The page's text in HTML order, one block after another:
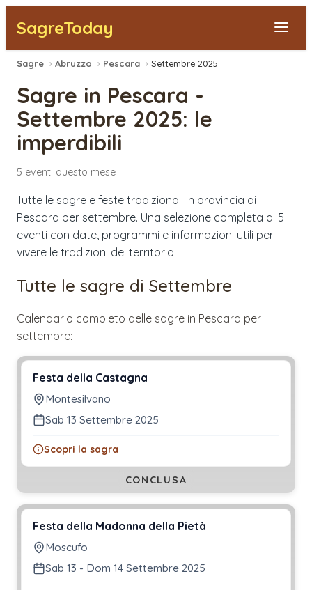
SagreToday
Segnala una sagra
Tutte le Sagre
Vicino a Me
Sagre › Abruzzo › Pescara › Settembre 2025
Sagre in Pescara -
Settembre 2025: le
imperdibili
5 eventi questo mese
Tutte le sagre e feste tradizionali in provincia di
Pescara per settembre. Una selezione completa di 5
eventi con date, programmi e informazioni utili per
vivere le tradizioni del territorio.
Tutte le sagre di Settembre
Calendario completo delle sagre in Pescara per
settembre:
Festa della Castagna
Montesilvano
Sab 13 Settembre 2025
Scopri la sagra
CONCLUSA
Festa della Madonna della Pietà
Moscufo
Sab 13 - Dom 14 Settembre 2025